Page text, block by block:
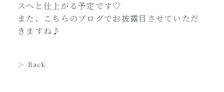
スへと仕上がる予定です♡
また、こちらのブログでお披露目させていただ
きますね♪
Back